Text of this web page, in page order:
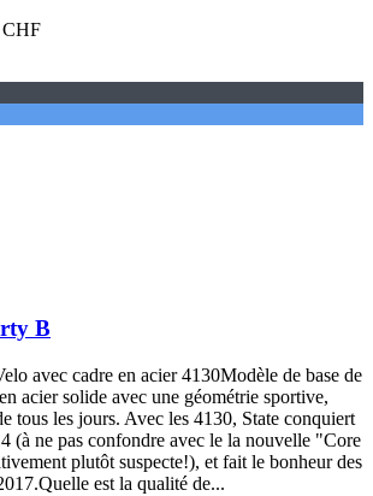
CHF
B
avec cadre en acier 4130Modèle de base de
acier solide avec une géométrie sportive,
tous les jours. Avec les 4130, State conquiert
(à ne pas confondre avec le la nouvelle "Core
plutôt suspecte!), et fait le bonheur des
est la qualité de...